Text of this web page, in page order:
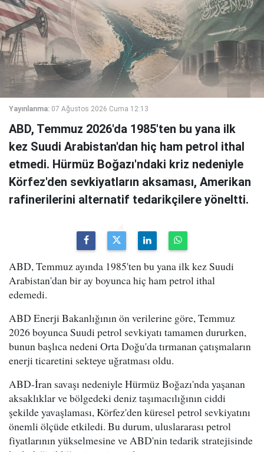
Yayınlanma: 07 Ağustos 2026 Cuma 12:13
ABD, Temmuz 2026'da 1985'ten bu yana ilk
kez Suudi Arabistan'dan hiç ham petrol ithal
etmedi. Hürmüz Boğazı'ndaki kriz nedeniyle
Körfez'den sevkiyatların aksaması, Amerikan
rafinerilerini alternatif tedarikçilere yöneltti.
ABD, Temmuz ayında 1985'ten bu yana ilk kez Suudi
Arabistan'dan bir ay boyunca hiç ham petrol ithal
edemedi.
ABD Enerji Bakanlığının ön verilerine göre, Temmuz
2026 boyunca Suudi petrol sevkiyatı tamamen dururken,
bunun başlıca nedeni Orta Doğu'da tırmanan çatışmaların
enerji ticaretini sekteye uğratması oldu.
ABD-İran savaşı nedeniyle Hürmüz Boğazı'nda yaşanan
aksaklıklar ve bölgedeki deniz taşımacılığının ciddi
şekilde yavaşlaması, Körfez'den küresel petrol sevkiyatını
önemli ölçüde etkiledi. Bu durum, uluslararası petrol
fiyatlarının yükselmesine ve ABD'nin tedarik stratejisinde